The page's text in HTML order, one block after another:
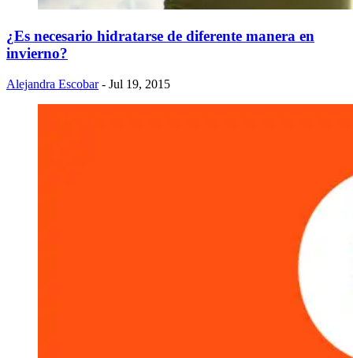
​¿Es necesario hidratarse de diferente manera en
invierno?
Alejandra Escobar - Jul 19, 2015